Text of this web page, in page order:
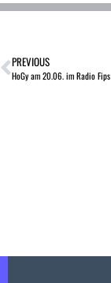
PREVIOUS
HoGy am 20.06. im Radio Fips